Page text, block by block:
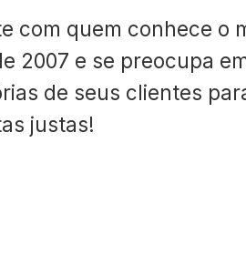
com quem conhece o
2007 e se preocupa
de seus clientes
justas!